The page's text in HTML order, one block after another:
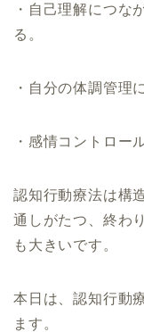
・自己理解につな
る。
・自分の体調管理
・感情コントロー
認知行動療法は構
通しがたつ、終わ
も大きいです。
本日は、認知行動
ます。